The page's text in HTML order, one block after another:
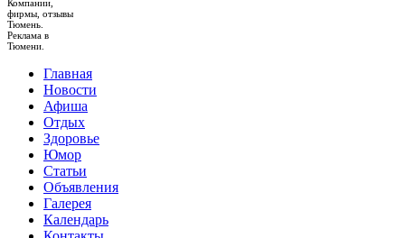
Компании,
фирмы, отзывы
Тюмень.
Реклама в
Тюмени.
Главная
Новости
Афиша
Отдых
Здоровье
Юмор
Статьи
Объявления
Галерея
Календарь